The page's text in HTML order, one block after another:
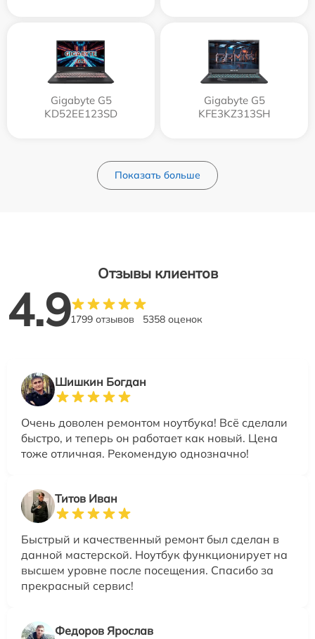
Gigabyte G5
KD52EE123SD
Gigabyte G5
KFE3KZ313SH
Показать больше
Отзывы клиентов
4.91799 отзывов 5358 оценок
Шишкин Богдан
Очень доволен ремонтом ноутбука! Всё сделали
быстро, и теперь он работает как новый. Цена
тоже отличная. Рекомендую однозначно!
Титов Иван
Быстрый и качественный ремонт был сделан в
данной мастерской. Ноутбук функционирует на
высшем уровне после посещения. Спасибо за
прекрасный сервис!
Федоров Ярослав